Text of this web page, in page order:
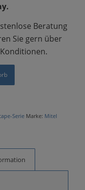
Beratung
Sie gern über
Serie Marke: Mitel